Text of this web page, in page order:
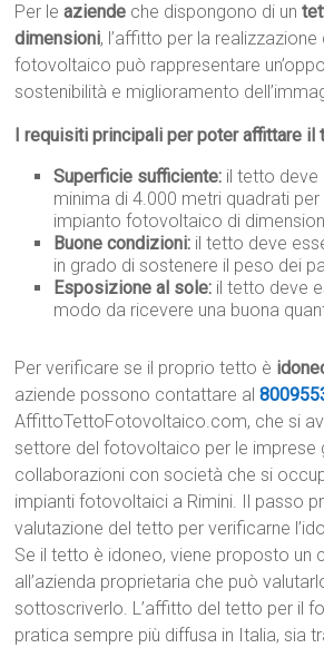
Per leaziende che dispongono di un
dimensioni, l’affitto per la realizzazione
fotovoltaico può rappresentare
sostenibilità e miglioramento
I requisiti principali per poter affittare il
Superficie sufficiente: il tetto deve
minima di 4.000 metri quadrati
impianto fotovoltaico di
Buone condizioni: il tetto deve
in grado di sostenere il peso dei
Esposizione al sole: il tetto deve
modo da ricevere una buona
Per verificare se il proprio tetto è
aziende possono contattare al
AffittoTettoFotovoltaico.com, che si
settore del fotovoltaico per le imprese
collaborazioni con società che si
impianti fotovoltaici a Rimini. Il passo
valutazione del tetto per verificarne
Se il tetto è idoneo, viene proposto un
all’azienda proprietaria che può
sottoscriverlo. L’affitto del tetto per il
pratica sempre più diffusa in Italia, sia